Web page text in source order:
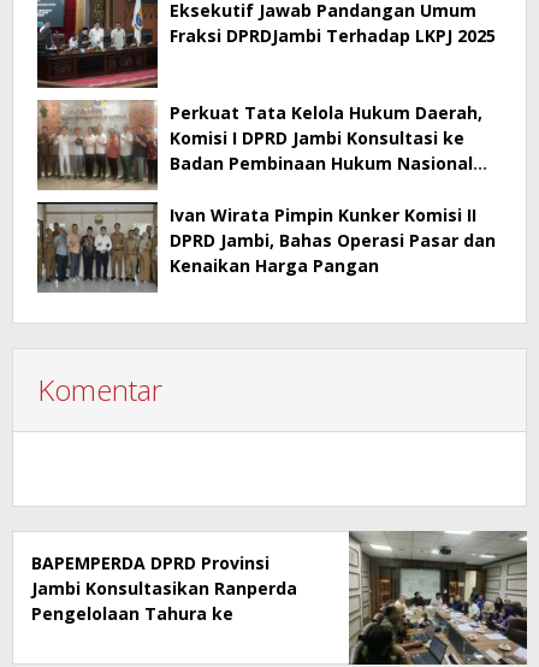
Eksekutif Jawab Pandangan Umum
Fraksi DPRDJambi Terhadap LKPJ 2025
Perkuat Tata Kelola Hukum Daerah,
Komisi I DPRD Jambi Konsultasi ke
Badan Pembinaan Hukum Nasional
Ivan Wirata Pimpin Kunker Komisi II
DPRD Jambi, Bahas Operasi Pasar dan
Kenaikan Harga Pangan
Komentar
BAPEMPERDA DPRD Provinsi
Jambi Konsultasikan Ranperda
Pengelolaan Tahura ke